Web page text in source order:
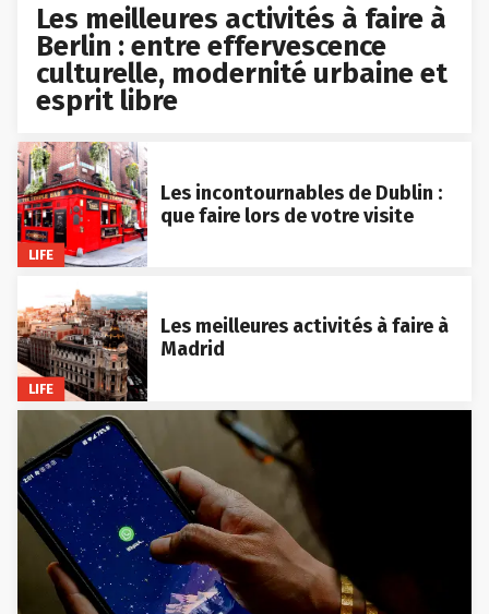
Les meilleures activités à faire à
Berlin : entre effervescence
culturelle, modernité urbaine et
esprit libre
LIFE
Les incontournables de Dublin :
que faire lors de votre visite
LIFE
Les meilleures activités à faire à
Madrid